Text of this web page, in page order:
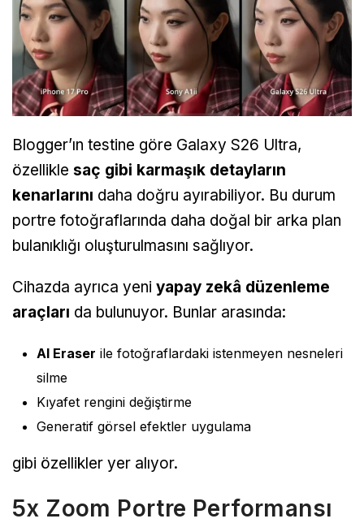
Blogger’ın testine göre Galaxy S26 Ultra,
özellikle saç gibi karmaşık detayların
kenarlarını daha doğru ayırabiliyor. Bu durum
portre fotoğraflarında daha doğal bir arka plan
bulanıklığı oluşturulmasını sağlıyor.
Cihazda ayrıca yeni yapay zekâ düzenleme
araçları da bulunuyor. Bunlar arasında:
AI Eraser ile fotoğraflardaki istenmeyen nesneleri
silme
Kıyafet rengini değiştirme
Generatif görsel efektler uygulama
gibi özellikler yer alıyor.
5x Zoom Portre Performansı